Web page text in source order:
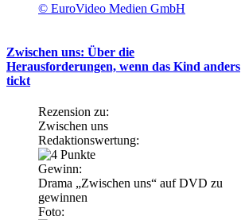
© EuroVideo Medien GmbH
Zwischen uns: Über die
Herausforderungen, wenn das Kind anders
tickt
Rezension zu:
Zwischen uns
Redaktionswertung:
Gewinn:
Drama „Zwischen uns“ auf DVD zu
gewinnen
Foto: